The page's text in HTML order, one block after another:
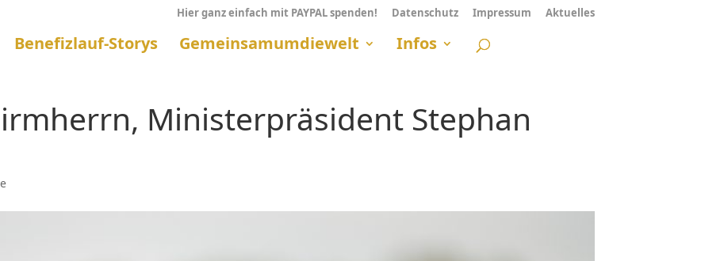
Hier ganz einfach mit PAYPAL spenden! Datenschutz Impressum Aktuelles
Benefizlauf-Storys Gemeinsamumdiewelt Infos
Ministerpräsident Stephan